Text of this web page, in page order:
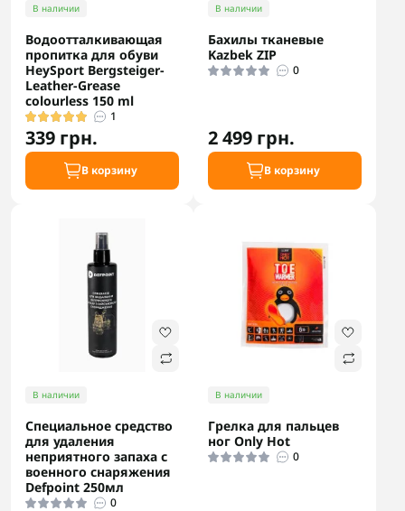
В наличии
Водоотталкивающая
пропитка для обуви
HeySport Bergsteiger-
Leather-Grease
colourless 150 ml
1
339 грн.
В корзину
В наличии
Бахилы тканевые
Kazbek ZIP
0
2 499 грн.
В корзину
В наличии
Специальное средство
для удаления
неприятного запаха с
военного снаряжения
Defpoint 250мл
0
В наличии
Грелка для пальцев
ног Only Hot
0